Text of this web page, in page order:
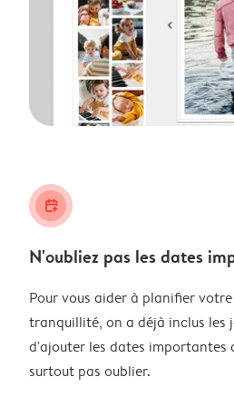
calendar_plus
N'oubliez pas les dates
Pour vous aider à planifier
tranquillité, on a déjà inclus les
d'ajouter les dates importantes
surtout pas oublier.